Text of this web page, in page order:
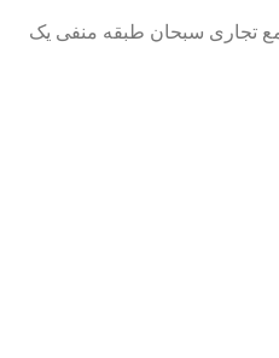
تجاری سبحان طبقه منفی یک